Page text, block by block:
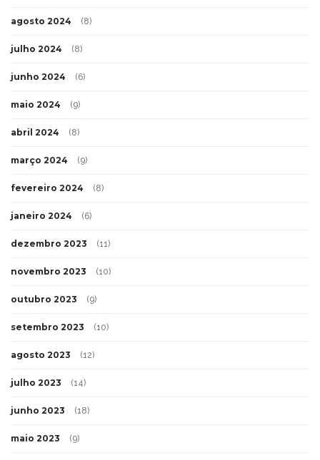
agosto 2024 (8)
julho 2024 (8)
junho 2024 (6)
maio 2024 (9)
abril 2024 (8)
março 2024 (9)
fevereiro 2024 (8)
janeiro 2024 (6)
dezembro 2023 (11)
novembro 2023 (10)
outubro 2023 (9)
setembro 2023 (10)
agosto 2023 (12)
julho 2023 (14)
junho 2023 (18)
maio 2023 (9)